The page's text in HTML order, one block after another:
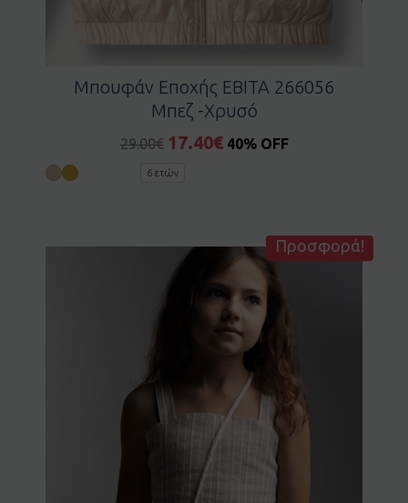
Mπουφάν Εποχής EBITA 266056
Μπεζ -χρυσό
29.00€ 17.40€ 40% OFF
6 ετών
Προσφορά!